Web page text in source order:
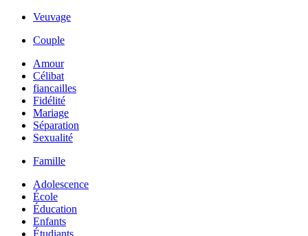
Veuvage
Couple
Amour
Célibat
fiancailles
Fidélité
Mariage
Séparation
Sexualité
Famille
Adolescence
École
Éducation
Enfants
Étudiants